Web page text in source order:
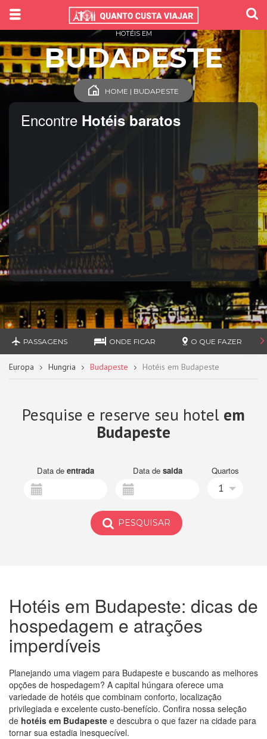
Encontre Hotéis baratos
HOTÉIS EM
BUDAPESTE
HOME | BUDAPESTE
PASSAGENS ONDE FICAR O QUE FAZER
Europa Hungria Budapeste Hotéis em Budapeste
Pesquise e reserve seu hotel em
Budapeste
Data de entrada Data de saida Quartos
1
PESQUISAR
Hotéis em Budapeste: dicas de
hospedagem e atrações
imperdíveis
Planejando uma viagem para Budapeste e buscando as melhores
opções de hospedagem? A capital húngara oferece uma
variedade de hotéis que combinam conforto, localização
privilegiada e excelente custo-benefício. Confira nossa seleção
de hotéis em Budapeste e descubra o que fazer na cidade para
tornar sua estadia inesquecível.